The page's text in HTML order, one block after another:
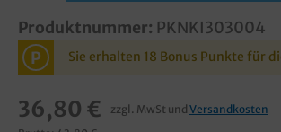
Produktnummer: PKNKI303004
P Sie erhalten 18 Bonus Punkte für
36,80 € zzgl. MwSt und Versandkosten